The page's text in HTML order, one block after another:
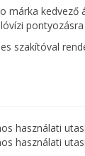
márka kedvező
szakítóval
és egyéb
Akadós
használati
használati